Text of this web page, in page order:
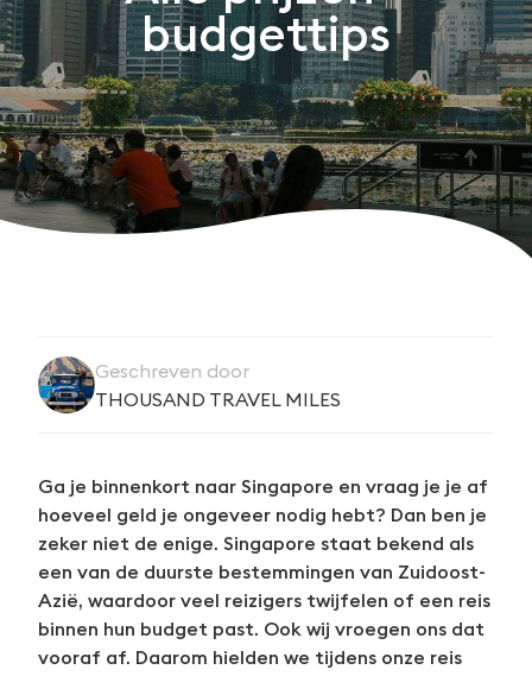
budgettips
Geschreven door
THOUSAND TRAVEL MILES
Ga je binnenkort naar Singapore en vraag je je af
hoeveel geld je ongeveer nodig hebt? Dan ben je
zeker niet de enige. Singapore staat bekend als
een van de duurste bestemmingen van Zuidoost-
Azië, waardoor veel reizigers twijfelen of een reis
binnen hun budget past. Ook wij vroegen ons dat
vooraf af. Daarom hielden we tijdens onze reis